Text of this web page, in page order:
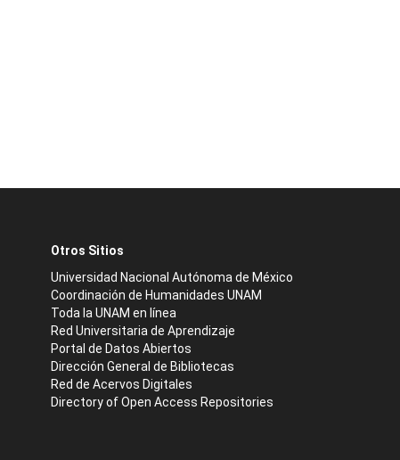
Otros Sitios
Universidad Nacional Autónoma de México
Coordinación de Humanidades UNAM
Toda la UNAM en línea
Red Universitaria de Aprendizaje
Portal de Datos Abiertos
Dirección General de Bibliotecas
Red de Acervos Digitales
Directory of Open Access Repositories